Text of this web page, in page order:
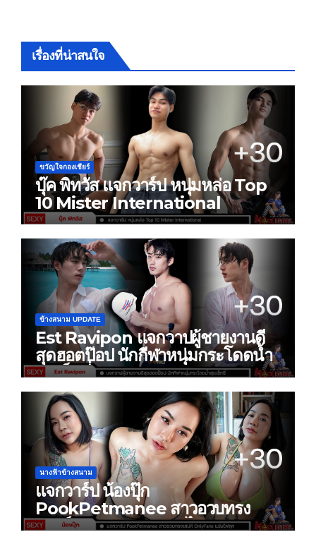
เรื่องที่น่าสนใจ
ขวัญใจกองเชียร์
บุ๊ค พิทวัส แจกวาร์ป หนุ่มหล่อ Top
10 Mister International
ข้างสนาม UPDATE
Est Ravipon แจกวาปผู้ชายงานดี
สุดฮอตป๊อป นักกีฬาหนุ่มกระโดดน้ำ
สุดเซ็กซี่
นางฟ้าข้างสนาม
แจกวาร์ป น้องปุ๊ก
PookPetmanee สาวอวบทรง
เสน่ห์ OnlyFans แซ่บไฟลุก